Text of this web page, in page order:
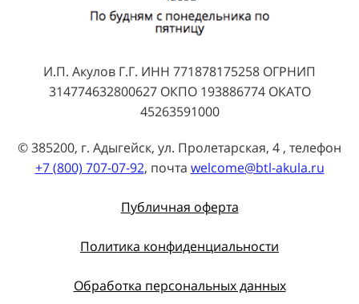
И.П. Акулов Г.Г. ИНН 771878175258 ОГРНИП
314774632800627 ОКПО 193886774 ОКАТО
45263591000
© 385200, г. Адыгейск, ул. Пролетарская, 4 , телефон
+7 (800) 707-07-92, почта welcome@btl-akula.ru
Публичная оферта
Политика конфиденциальности
Обработка персональных данных